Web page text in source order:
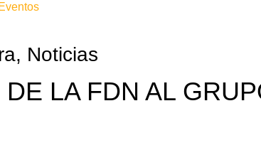
Eventos
, Noticias
LA FDN AL